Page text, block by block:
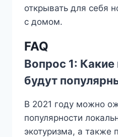
открывать для себя
с домом.
FAQ
Вопрос 1: Какие
будут
В 2021 году можно
популярности
экотуризма, а также